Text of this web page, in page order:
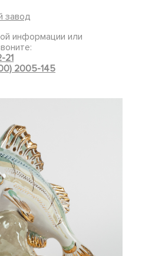
завод
информации или
21
2005-145